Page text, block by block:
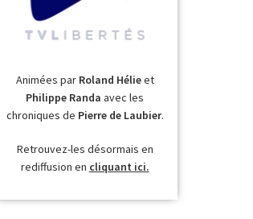
Animées par Roland Hélieet
Philippe Randa avec les
chroniques de Pierre de Laubier.
Retrouvez-les désormais en
rediffusion en cliquant ici.